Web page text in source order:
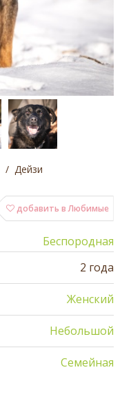
Дейзи
добавить в Любимые
Беспородная
2 года
Женский
Небольшой
Семейная